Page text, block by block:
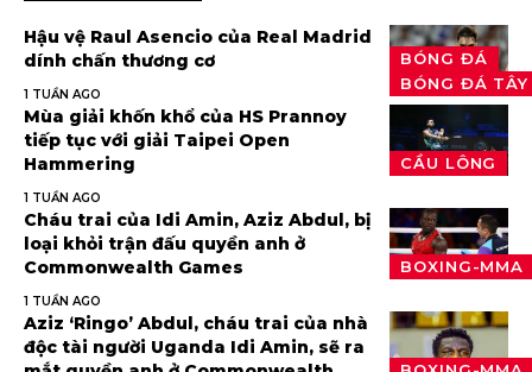
BÓNG ĐÁ
BÓNG ĐÁ
Hậu vệ Raul Asencio của Real Madrid
dính chấn thương cơ
1 TUẦN AGO
CẦU LÔNG
Mùa giải khốn khổ của HS Prannoy
tiếp tục với giải Taipei Open
Hammering
1 TUẦN AGO
BOXING-MMA
Cháu trai của Idi Amin, Aziz Abdul, bị
loại khỏi trận đấu quyền anh ở
Commonwealth Games
1 TUẦN AGO
Aziz ‘Ringo’ Abdul, cháu trai của nhà
độc tài người Uganda Idi Amin, sẽ ra